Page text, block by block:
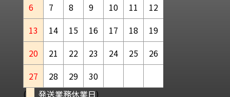
6
7 8 9 10 11
12
13
14 15 16 17 18
19
20
21 22 23 24 25
26
27
28 29
30
(
発送業務休業日)